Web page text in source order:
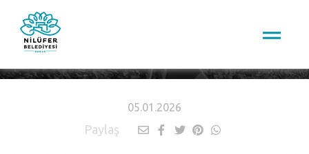
05.01.2026
Paylaş